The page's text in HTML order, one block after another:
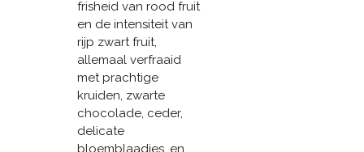
frisheid van rood fruit
en de intensiteit van
rijp zwart fruit,
allemaal verfraaid
met prachtige
kruiden, zwarte
chocolade, ceder,
delicate
bloemblaadjes, en